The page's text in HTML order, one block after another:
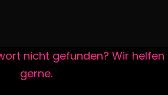
nicht gefunden? Wir helfen
gerne.